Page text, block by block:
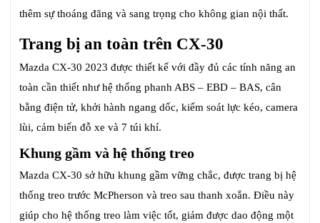
thêm sự thoáng đãng và sang trọng cho không gian nội thất.
Trang bị an toàn trên CX-30
Mazda CX-30 2023 được thiết kế với đầy đủ các tính năng an
toàn cần thiết như hệ thống phanh ABS – EBD – BAS, cân
bằng điện tử, khởi hành ngang dốc, kiểm soát lực kéo, camera
lùi, cảm biến đỗ xe và 7 túi khí.
Khung gầm và hệ thống treo
Mazda CX-30 sở hữu khung gầm vững chắc, được trang bị hệ
thống treo trước McPherson và treo sau thanh xoắn. Điều này
giúp cho hệ thống treo làm việc tốt, giảm được dao động một